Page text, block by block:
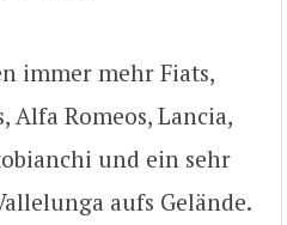
immer mehr Fiats,
Alfa Romeos, Lancia,
und ein sehr
aufs Gelände.